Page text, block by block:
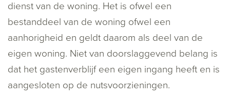
dienst van de woning. Het is ofwel een
bestanddeel van de woning ofwel een
aanhorigheid en geldt daarom als deel van de
eigen woning. Niet van doorslaggevend belang is
dat het gastenverblijf een eigen ingang heeft en is
aangesloten op de nutsvoorzieningen.